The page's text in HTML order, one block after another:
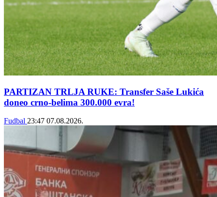
PARTIZAN TRLJA RUKE: Transfer Saše Lukića
doneo crno-belima 300.000 evra!
Fudbal 23:47 07.08.2026.